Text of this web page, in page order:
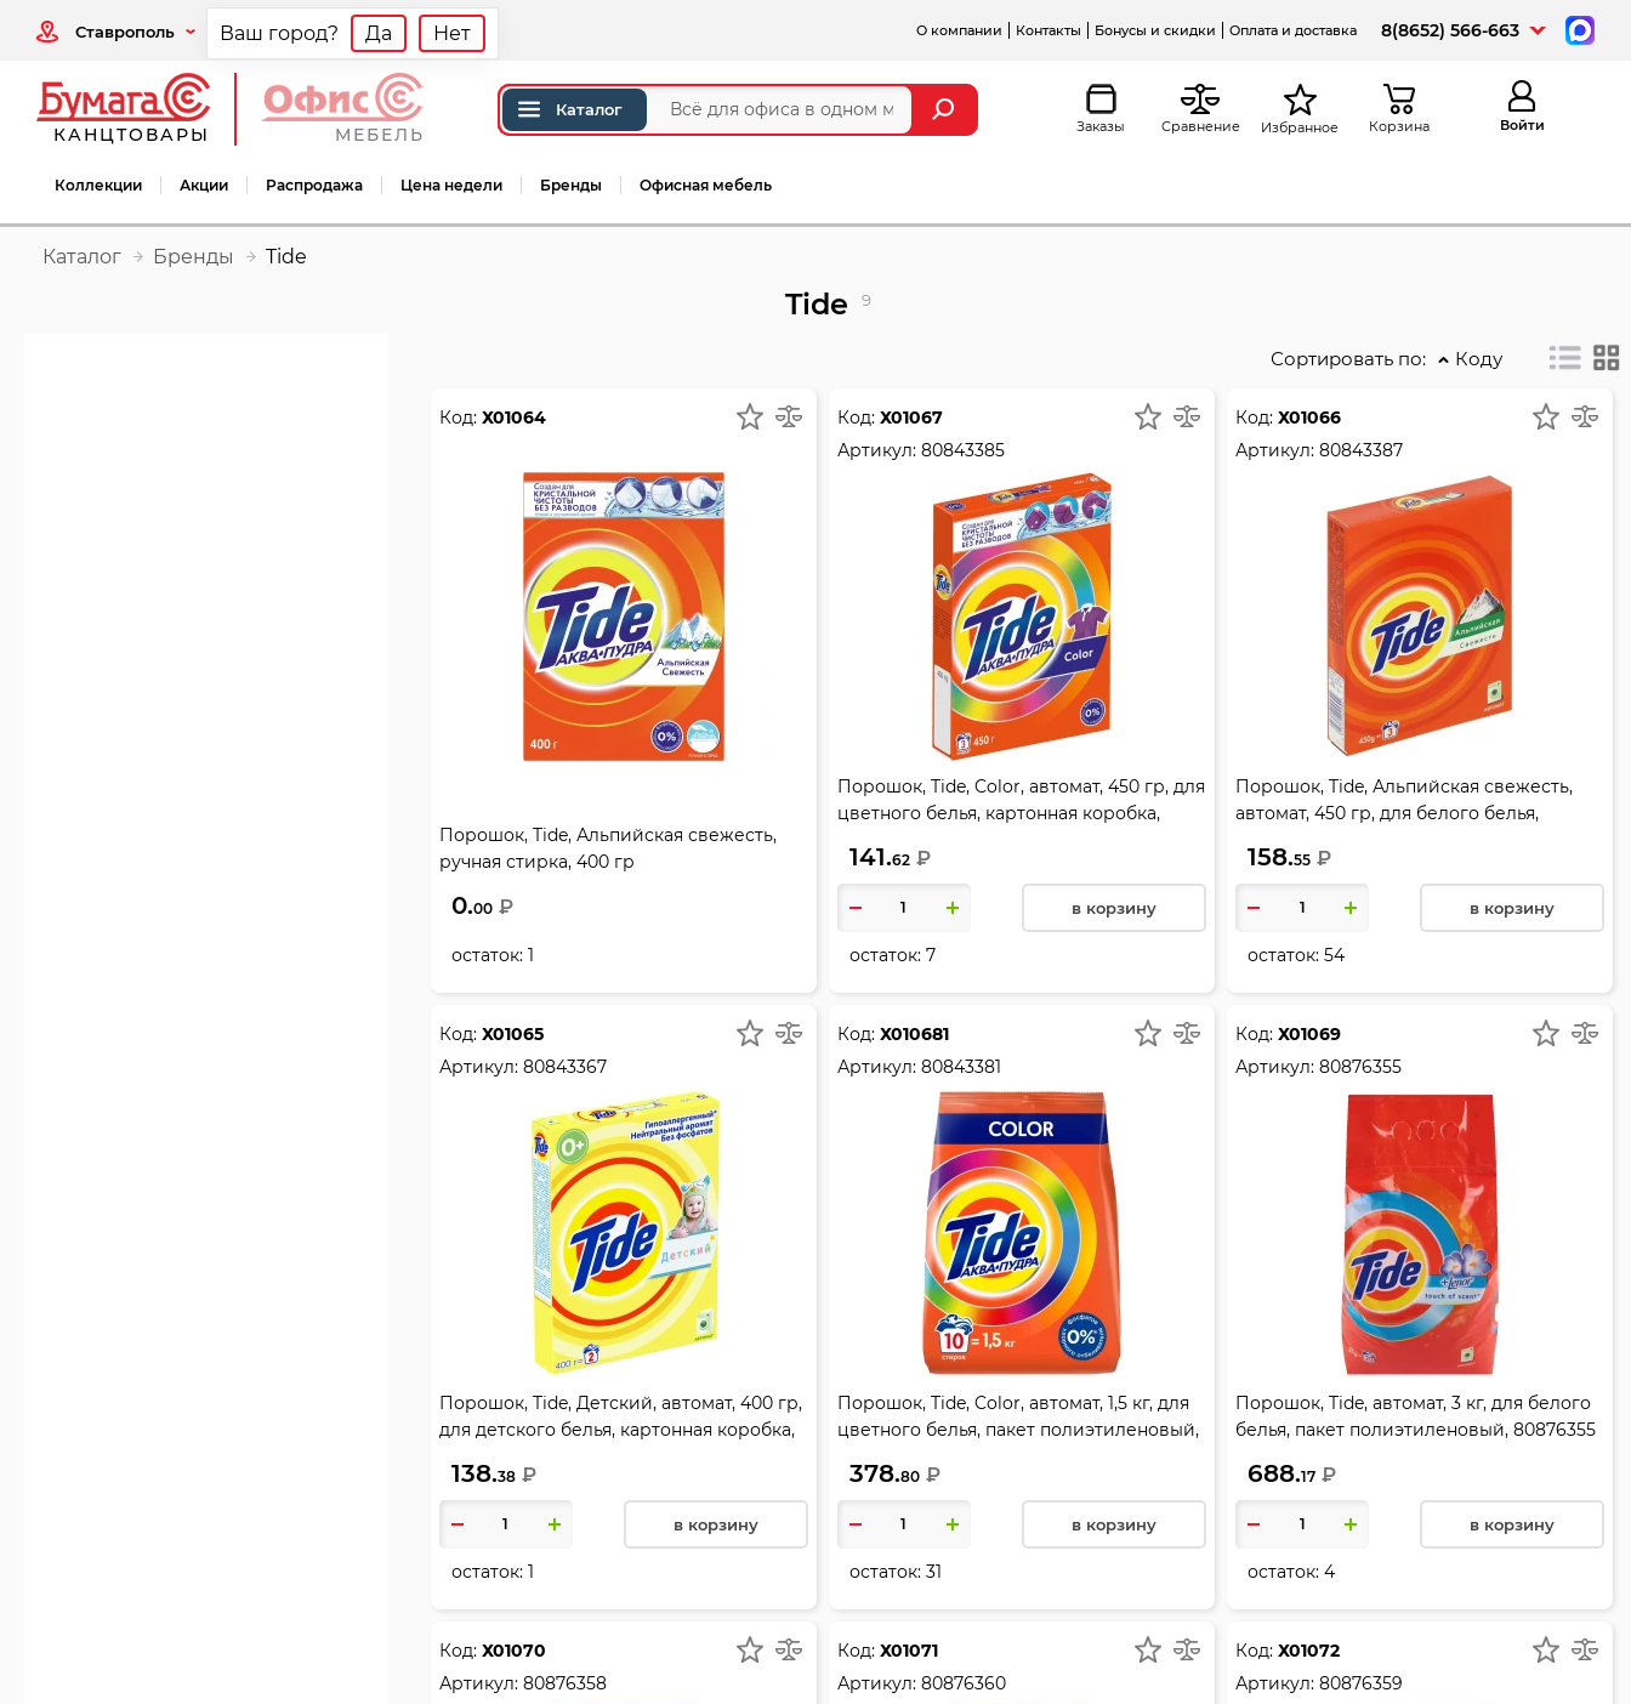
Ставрополь Ваш город? Да Нет О компании Контакты Бонусы и скидки Оплата и доставка 8(8652) 566-663
КАНЦТОВАРЫ МЕБЕЛЬ
Каталог
Заказы Сравнение Избранное Корзина Войти
Коллекции Акции Распродажа Цена недели Бренды Офисная мебель
Каталог Бренды Tide
Tide 9
Сортировать по: Коду
Код: Х01064
Порошок, Tide, Альпийская свежесть,
ручная стирка, 400 гр
0.00 ₽
остаток: 1
Код: Х01067
Артикул: 80843385
Порошок, Tide, Color, автомат, 450 гр, для
цветного белья, картонная коробка,
141.62 ₽
в корзину
остаток: 7
Код: Х01066
Артикул: 80843387
Порошок, Tide, Альпийская свежесть,
автомат, 450 гр, для белого белья,
158.55 ₽
в корзину
остаток: 54
Код: Х01065
Артикул: 80843367
Порошок, Tide, Детский, автомат, 400 гр,
для детского белья, картонная коробка,
138.38 ₽
в корзину
остаток: 1
Код: Х010681
Артикул: 80843381
Порошок, Tide, Color, автомат, 1,5 кг, для
цветного белья, пакет полиэтиленовый,
378.80 ₽
в корзину
остаток: 31
Код: Х01069
Артикул: 80876355
Порошок, Tide, автомат, 3 кг, для белого
белья, пакет полиэтиленовый, 80876355
688.17 ₽
в корзину
остаток: 4
Код: Х01070
Артикул: 80876358
Код: Х01071
Артикул: 80876360
Код: Х01072
Артикул: 80876359